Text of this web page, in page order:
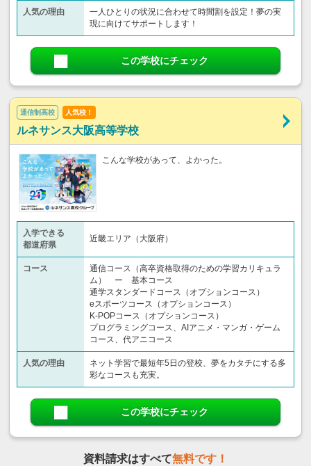
人気の理由
一人ひとりの状況に合わせて時間割を設定！夢の実
現に向けてサポートします！
この学校にチェック
通信制高校 人気校！
ルネサンス大阪高等学校
こんな学校があって、よかった。
入学できる
都道府県
近畿エリア（大阪府）
コース
通信コース（高卒資格取得のための学習カリキュラ
ム） ー 基本コース
通学スタンダードコース（オプションコース）
eスポーツコース（オプションコース）
K-POPコース（オプションコース）
プログラミングコース、AIアニメ・マンガ・ゲーム
コース、代アニコース
人気の理由
ネット学習で最短年5日の登校、夢をカタチにする多
彩なコースも充実。
この学校にチェック
資料請求はすべて無料です！